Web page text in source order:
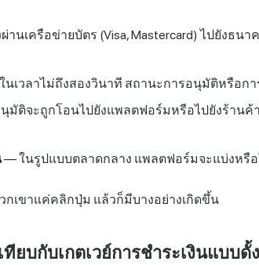
นเครือข่ายบัตร (Visa, Mastercard) ไปยังธน
เวลาไม่ถึงสองวินาที สถานะการอนุมัติหรือก
มัติจะถูกโอนไปยังแพลตฟอร์มหรือไปยังร้านค้
— ในรูปแบบตลาดกลาง แพลตฟอร์มจะแบ่งหรือ
เขาแค่คลิกปุ่ม แล้วก็มีบางอย่างเกิดขึ้น
ยบกับเกตเวย์การชำระเงินแบบดั้